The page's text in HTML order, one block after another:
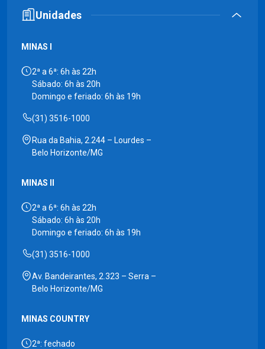
Unidades
MINAS I
2ª a 6ª: 6h às 22h
Sábado: 6h às 20h
Domingo e feriado: 6h às 19h
(31) 3516-1000
Rua da Bahia, 2.244 – Lourdes –
Belo Horizonte/MG
MINAS II
2ª a 6ª: 6h às 22h
Sábado: 6h às 20h
Domingo e feriado: 6h às 19h
(31) 3516-1000
Av. Bandeirantes, 2.323 – Serra –
Belo Horizonte/MG
MINAS COUNTRY
2ª: fechado